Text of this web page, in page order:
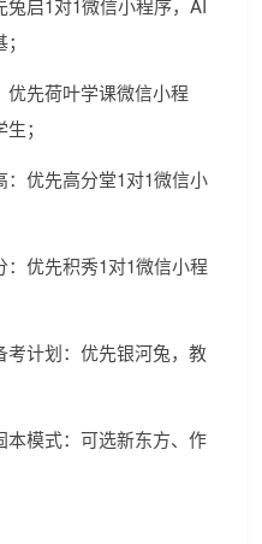
启1对1微信小程序，AI
先荷叶学课微信小程
；
优先高分堂1对1微信小
优先积秀1对1微信小程
考计划：优先银河兔，教
模式：可选新东方、作